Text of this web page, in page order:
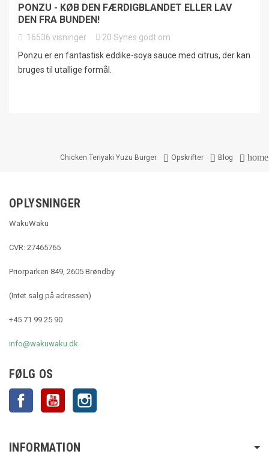
PONZU - KØB DEN FÆRDIGBLANDET ELLER LAV
DEN FRA BUNDEN!
16536 visninger 20 Synes godt om
Ponzu er en fantastisk eddike-soya sauce med citrus, der kan
bruges til utallige formål.
home

Blog

Opskrifter

Chicken Teriyaki Yuzu Burger
OPLYSNINGER
WakuWaku
CVR: 27465765
Priorparken 849, 2605 Brøndby
(Intet salg på adressen)
+45 71 99 25 90
info@wakuwaku.dk
FØLG OS
Facebook YouTube
INFORMATION